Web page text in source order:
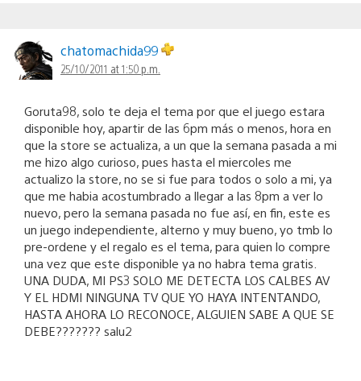
chatomachida99
25/10/2011 at 1:50 p.m.
Goruta98, solo te deja el tema por que el juego estara
disponible hoy, apartir de las 6pm más o menos, hora en
que la store se actualiza, a un que la semana pasada a mi
me hizo algo curioso, pues hasta el miercoles me
actualizo la store, no se si fue para todos o solo a mi, ya
que me habia acostumbrado a llegar a las 8pm a ver lo
nuevo, pero la semana pasada no fue así, en fin, este es
un juego independiente, alterno y muy bueno, yo tmb lo
pre-ordene y el regalo es el tema, para quien lo compre
una vez que este disponible ya no habra tema gratis.
UNA DUDA, MI PS3 SOLO ME DETECTA LOS CALBES AV
Y EL HDMI NINGUNA TV QUE YO HAYA INTENTANDO,
HASTA AHORA LO RECONOCE, ALGUIEN SABE A QUE SE
DEBE??????? salu2